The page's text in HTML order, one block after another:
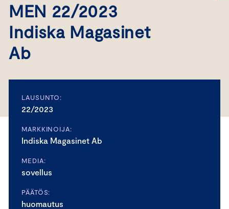
MEN 22/2023
Indiska Magasinet
Ab
LAUSUNTO:
22/2023
MARKKINOIJA:
Indiska Magasinet Ab
MEDIA:
sovellus
PÄÄTÖS:
huomautus